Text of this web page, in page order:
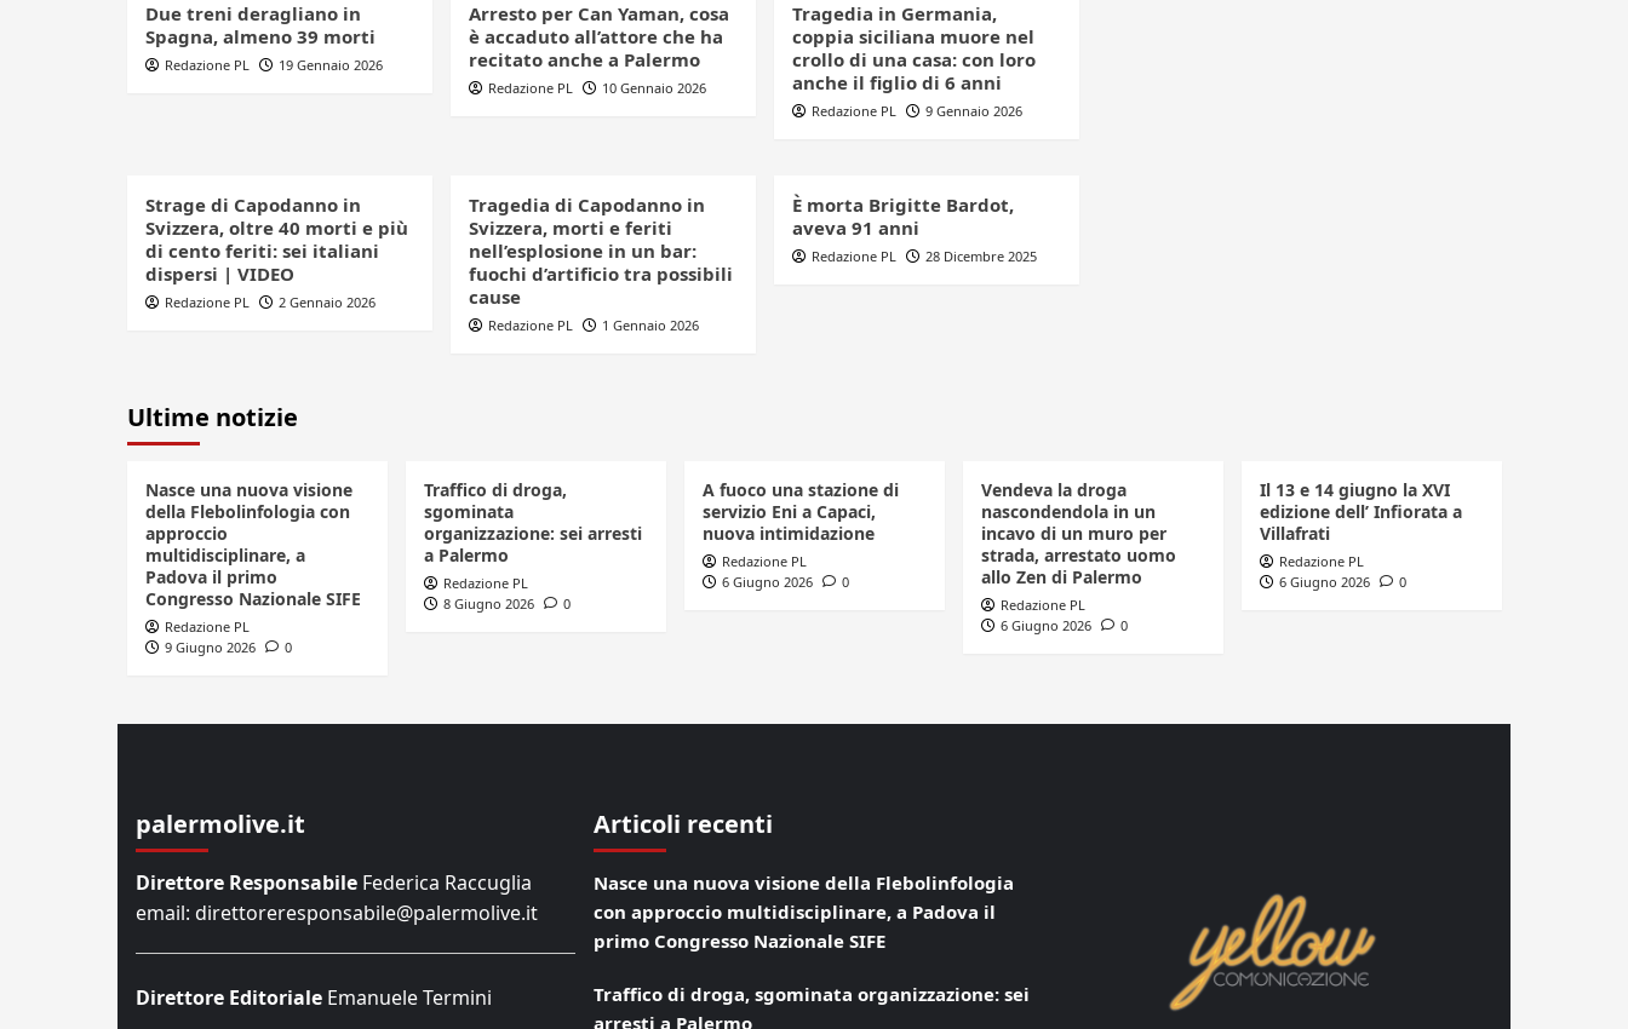
Due treni deragliano in
Spagna, almeno 39 morti
Redazione PL 19 Gennaio 2026
Arresto per Can Yaman, cosa
è accaduto all’attore che ha
recitato anche a Palermo
Redazione PL 10 Gennaio 2026
Tragedia in Germania,
coppia siciliana muore nel
crollo di una casa: con loro
anche il figlio di 6 anni
Redazione PL 9 Gennaio 2026
Strage di Capodanno in
Svizzera, oltre 40 morti e più
di cento feriti: sei italiani
dispersi | VIDEO
Redazione PL 2 Gennaio 2026
Tragedia di Capodanno in
Svizzera, morti e feriti
nell’esplosione in un bar:
fuochi d’artificio tra possibili
cause
Redazione PL 1 Gennaio 2026
È morta Brigitte Bardot,
aveva 91 anni
Redazione PL 28 Dicembre 2025
Ultime notizie
Nasce una nuova visione
della Flebolinfologia con
approccio
multidisciplinare, a
Padova il primo
Congresso Nazionale SIFE
Redazione PL
9 Giugno 2026
0
Traffico di droga,
sgominata
organizzazione: sei arresti
a Palermo
Redazione PL
8 Giugno 2026
0
A fuoco una stazione di
servizio Eni a Capaci,
nuova intimidazione
Redazione PL
6 Giugno 2026
0
Vendeva la droga
nascondendola in un
incavo di un muro per
strada, arrestato uomo
allo Zen di Palermo
Redazione PL
6 Giugno 2026
0
Il 13 e 14 giugno la XVI
edizione dell’ Infiorata a
Villafrati
Redazione PL
6 Giugno 2026
0
palermolive.it
Direttore Responsabile Federica Raccuglia
email: direttoreresponsabile@palermolive.it
Direttore Editoriale Emanuele Termini
Articoli recenti
Nasce una nuova visione della Flebolinfologia
con approccio multidisciplinare, a Padova il
primo Congresso Nazionale SIFE
Traffico di droga, sgominata organizzazione: sei
arresti a Palermo